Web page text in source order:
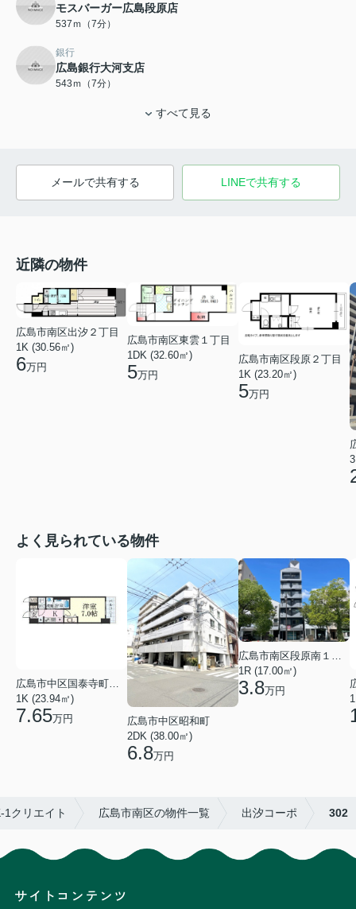
モスバーガー広島段原店
537ｍ（7分）
銀行
広島銀行大河支店
543ｍ（7分）
すべて見る
メールで共有する LINEで共有する
近隣の物件
広島市南区出汐２丁目
1K (30.56㎡)
6万円
広島市南区東雲１丁目
1DK (32.60㎡)
5万円
広島市南区段原２丁目
1K (23.20㎡)
5万円
よく見られている物件
広島市中区国泰寺町２丁目
1K (23.94㎡)
7.65万円
広島市中区昭和町
2DK (38.00㎡)
6.8万円
広島市南区段原南１丁目
1R (17.00㎡)
3.8万円
クリエイト 広島市南区の物件一覧 出汐コーポ 302
サイトコンテンツ